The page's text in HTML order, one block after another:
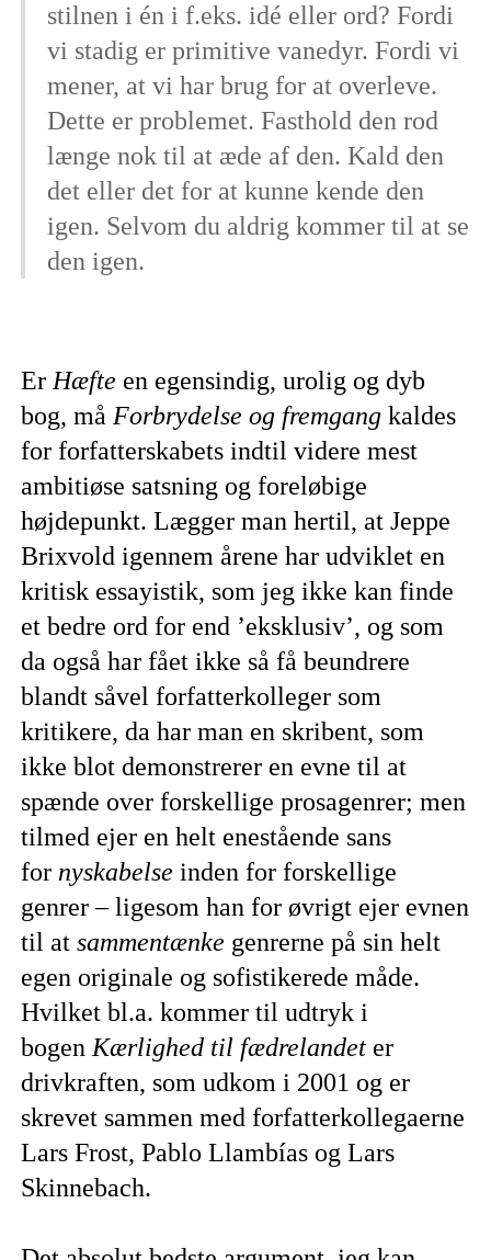
stilnen i én i f.eks. idé eller ord? Fordi
vi stadig er primitive vanedyr. Fordi vi
mener, at vi har brug for at overleve.
Dette er problemet. Fasthold den rod
længe nok til at æde af den. Kald den
det eller det for at kunne kende den
igen. Selvom du aldrig kommer til at se
den igen.
Er Hæfte en egensindig, urolig og dyb
bog, må Forbrydelse og fremgang kaldes
for forfatterskabets indtil videre mest
ambitiøse satsning og foreløbige
højdepunkt. Lægger man hertil, at Jeppe
Brixvold igennem årene har udviklet en
kritisk essayistik, som jeg ikke kan finde
et bedre ord for end ’eksklusiv’, og som
da også har fået ikke så få beundrere
blandt såvel forfatterkolleger som
kritikere, da har man en skribent, som
ikke blot demonstrerer en evne til at
spænde over forskellige prosagenrer; men
tilmed ejer en helt enestående sans
for nyskabelse inden for forskellige
genrer – ligesom han for øvrigt ejer evnen
til at sammentænke genrerne på sin helt
egen originale og sofistikerede måde.
Hvilket bl.a. kommer til udtryk i
bogen Kærlighed til fædrelandet er
drivkraften, som udkom i 2001 og er
skrevet sammen med forfatterkollegaerne
Lars Frost, Pablo Llambías og Lars
Skinnebach.